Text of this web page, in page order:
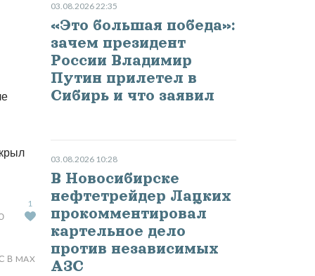
1
В MAX
03.08.2026 22:35
«Это большая победа»:
зачем президент
России Владимир
Путин прилетел в
Сибирь и что заявил
03.08.2026 10:28
В Новосибирске
нефтетрейдер Лацких
прокомментировал
картельное дело
против независимых
АЗС